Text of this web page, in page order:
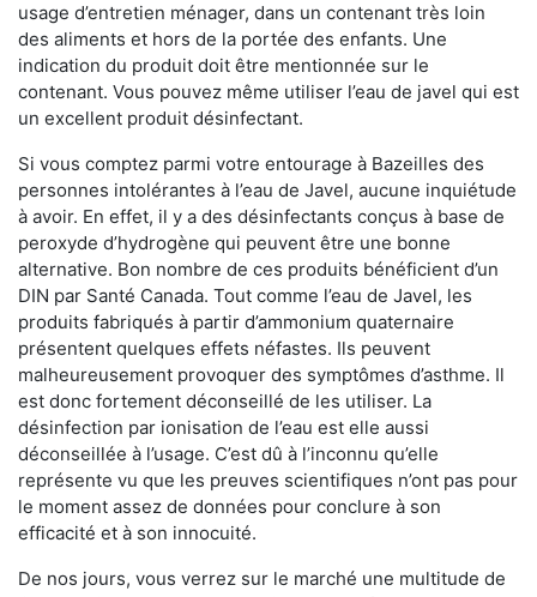
usage d’entretien ménager, dans un contenant très loin
des aliments et hors de la portée des enfants. Une
indication du produit doit être mentionnée sur le
contenant. Vous pouvez même utiliser l’eau de javel qui est
un excellent produit désinfectant.
Si vous comptez parmi votre entourage à Bazeilles des
personnes intolérantes à l’eau de Javel, aucune inquiétude
à avoir. En effet, il y a des désinfectants conçus à base de
peroxyde d’hydrogène qui peuvent être une bonne
alternative. Bon nombre de ces produits bénéficient d’un
DIN par Santé Canada. Tout comme l’eau de Javel, les
produits fabriqués à partir d’ammonium quaternaire
présentent quelques effets néfastes. Ils peuvent
malheureusement provoquer des symptômes d’asthme. Il
est donc fortement déconseillé de les utiliser. La
désinfection par ionisation de l’eau est elle aussi
déconseillée à l’usage. C’est dû à l’inconnu qu’elle
représente vu que les preuves scientifiques n’ont pas pour
le moment assez de données pour conclure à son
efficacité et à son innocuité.
De nos jours, vous verrez sur le marché une multitude de